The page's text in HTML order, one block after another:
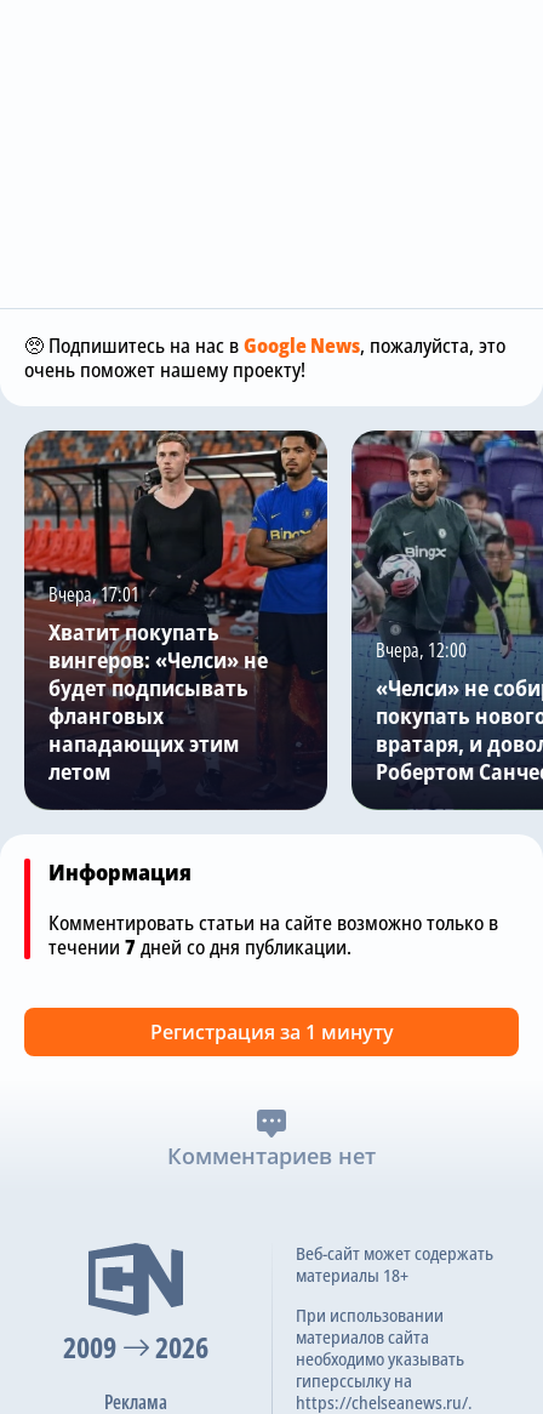
🥺 Подпишитесь на нас вGoogle News, пожалуйста, это
очень поможет нашему проекту!
Вчера, 17:01
Хватит покупать
вингеров: «Челси» не
будет подписывать
фланговых
нападающих этим
летом
Вчера, 12:00
«Челси» не
покупать
вратаря, и
Робертом
Информация
Комментировать статьи на сайте возможно только в
течении 7дней со дня публикации.
Регистрация за 1 минуту
Комментариев нет
2009 2026
Реклама
Веб-сайт может содержать
материалы 18+
При использовании
материалов сайта
необходимо указывать
гиперссылку на
https://chelseanews.ru/.